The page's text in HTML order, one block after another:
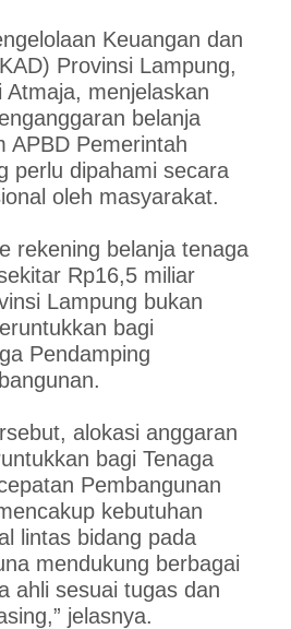
Keuangan dan
Provinsi Lampung,
menjelaskan
belanja
APBD Pemerintah
perlu dipahami secara
oleh masyarakat.
rekening belanja tenaga
Rp16,5 miliar
Lampung bukan
bagi
Pendamping
alokasi anggaran
bagi Tenaga
Pembangunan
kebutuhan
lintas bidang pada
mendukung berbagai
ahli sesuai tugas dan
jelasnya.